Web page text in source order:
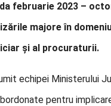
februarie 2023 –
majore în
și al procuraturii.
echipei Ministerului
pentru